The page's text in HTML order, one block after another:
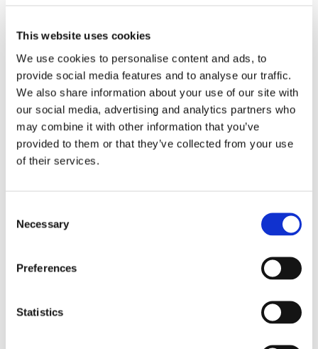
This website uses cookies
We use cookies to personalise content and ads, to
provide social media features and to analyse our traffic.
We also share information about your use of our site with
our social media, advertising and analytics partners who
may combine it with other information that you’ve
provided to them or that they’ve collected from your use
of their services.
Selection
Necessary
Preferences
Statistics